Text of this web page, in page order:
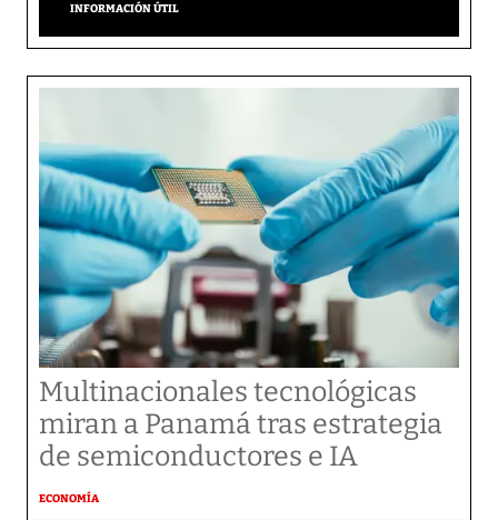
INFORMACIÓN ÚTIL
Multinacionales tecnológicas
miran a Panamá tras estrategia
de semiconductores e IA
ECONOMÍA